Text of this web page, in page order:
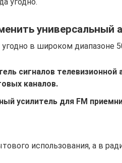
универсальный
угодно в широком диапазоне
сигналов
каналов.
усилитель для FM
использования, а в